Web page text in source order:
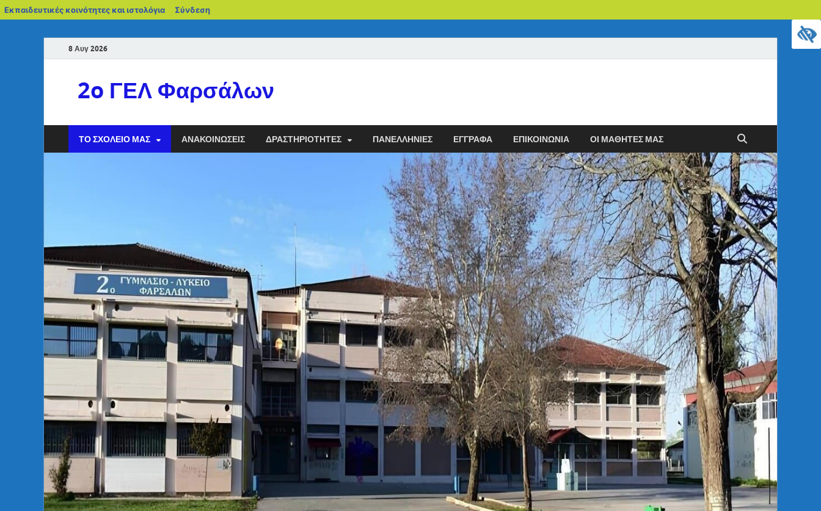
Εκπαιδευτικές κοινότητες και ιστολόγια Σύνδεση
8 Αυγ 2026
2o ΓΕΛ Φαρσάλων
ΤΟ ΣΧΟΛΕΊΟ ΜΑΣ ΑΝΑΚΟΙΝΏΣΕΙΣ ΔΡΑΣΤΗΡΙΌΤΗΤΕΣ ΠΑΝΕΛΛΉΝΙΕΣ ΈΓΓΡΑΦΑ ΕΠΙΚΟΙΝΩΝΊΑ ΟΙ ΜΑΘΗΤΈΣ ΜΑΣ